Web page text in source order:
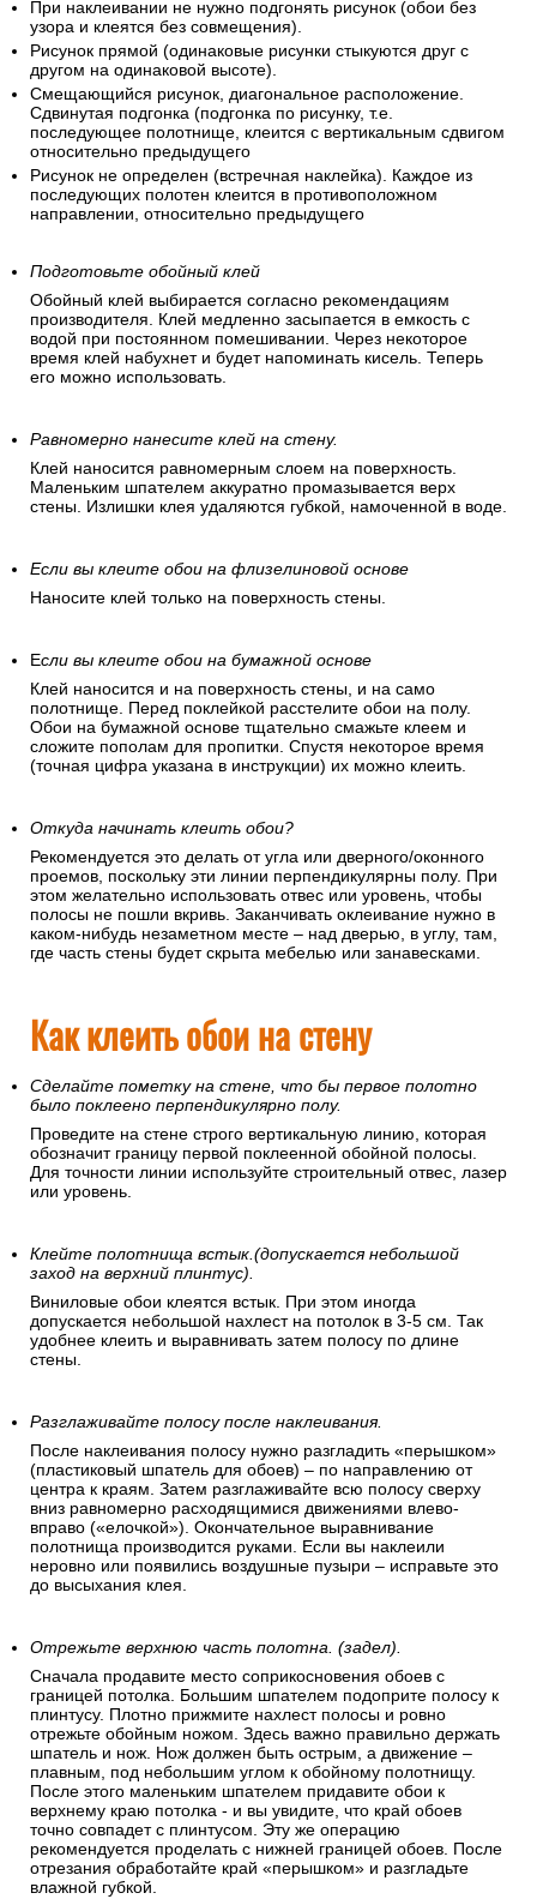
При наклеивании не нужно подгонять рисунок (обои без
узора и клеятся без совмещения).
Рисунок прямой (одинаковые рисунки стыкуются друг с
другом на одинаковой высоте).
Смещающийся рисунок, диагональное расположение.
Сдвинутая подгонка (подгонка по рисунку, т.е.
последующее полотнище, клеится с вертикальным сдвигом
относительно предыдущего
Рисунок не определен (встречная наклейка). Каждое из
последующих полотен клеится в противоположном
направлении, относительно предыдущего
Подготовьте обойный клей
Обойный клей выбирается согласно рекомендациям
производителя. Клей медленно засыпается в емкость с
водой при постоянном помешивании. Через некоторое
время клей набухнет и будет напоминать кисель. Теперь
его можно использовать.
Равномерно нанесите клей на стену.
Клей наносится равномерным слоем на поверхность.
Маленьким шпателем аккуратно промазывается верх
стены. Излишки клея удаляются губкой, намоченной в воде.
Если вы клеите обои на флизелиновой основе
Наносите клей только на поверхность стены.
Если вы клеите обои на бумажной основе
Клей наносится и на поверхность стены, и на само
полотнище. Перед поклейкой расстелите обои на полу.
Обои на бумажной основе тщательно смажьте клеем и
сложите пополам для пропитки. Спустя некоторое время
(точная цифра указана в инструкции) их можно клеить.
Откуда начинать клеить обои?
Рекомендуется это делать от угла или дверного/оконного
проемов, поскольку эти линии перпендикулярны полу. При
этом желательно использовать отвес или уровень, чтобы
полосы не пошли вкривь. Заканчивать оклеивание нужно в
каком-нибудь незаметном месте – над дверью, в углу, там,
где часть стены будет скрыта мебелью или занавесками.
Как клеить обои на стену
Сделайте пометку на стене, что бы первое полотно
было поклеено перпендикулярно полу.
Проведите на стене строго вертикальную линию, которая
обозначит границу первой поклеенной обойной полосы.
Для точности линии используйте строительный отвес, лазер
или уровень.
Клейте полотнища встык.(допускается небольшой
заход на верхний плинтус).
Виниловые обои клеятся встык. При этом иногда
допускается небольшой нахлест на потолок в 3-5 см. Так
удобнее клеить и выравнивать затем полосу по длине
стены.
Разглаживайте полосу после наклеивания.
После наклеивания полосу нужно разгладить «перышком»
(пластиковый шпатель для обоев) – по направлению от
центра к краям. Затем разглаживайте всю полосу сверху
вниз равномерно расходящимися движениями влево-
вправо («елочкой»). Окончательное выравнивание
полотнища производится руками. Если вы наклеили
неровно или появились воздушные пузыри – исправьте это
до высыхания клея.
Отрежьте верхнюю часть полотна. (задел).
Сначала продавите место соприкосновения обоев с
границей потолка. Большим шпателем подоприте полосу к
плинтусу. Плотно прижмите нахлест полосы и ровно
отрежьте обойным ножом. Здесь важно правильно держать
шпатель и нож. Нож должен быть острым, а движение –
плавным, под небольшим углом к обойному полотнищу.
После этого маленьким шпателем придавите обои к
верхнему краю потолка - и вы увидите, что край обоев
точно совпадет с плинтусом. Эту же операцию
рекомендуется проделать с нижней границей обоев. После
отрезания обработайте край «перышком» и разгладьте
влажной губкой.